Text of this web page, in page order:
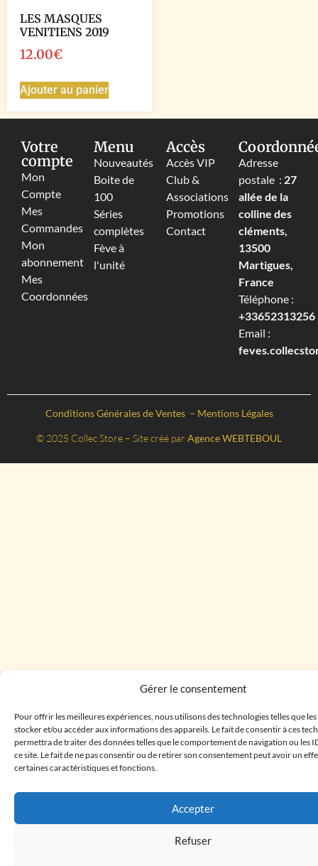
Gérer le consentement
Pour offrir les meilleures expériences, nous utilisons des technologies telles que
stocker et/ou accéder aux informations des appareils. Le fait de consentir à ces
permettra de traiter des données telles que le comportement de navigation ou les
ce site. Le fait de ne pas consentir ou de retirer son consentement peut avoir un
certaines caractéristiques et fonctions.
Accepter
Refuser
LES MASQUES
VENITIENS 2019
12.00€
Ajouter au panier
Votre
compte
Mon
Compte
Mes
Commandes
Mon
abonnement
Mes
Coordonnées
Menu
Nouveautés
Boite de
100
Séries
complètes
Fève à
l'unité
Accès
Accès VIP
Club &
Associations
Promotions
Contact
Adresse
postale : 27
allée de la
colline des
cléments,
13500
Martigues,
France
Téléphone :
+33652313256‬
Email :
Conditions Générales de Ventes – Mentions Légales
© 2025 Collec Store – Site créé par Agence WEBTEBOUL